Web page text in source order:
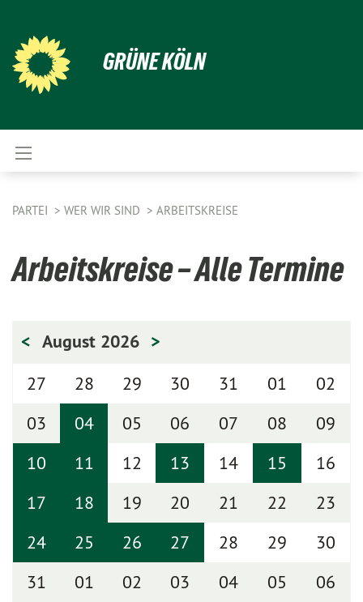
GRÜNE KÖLN
PARTEI WER WIR SIND ARBEITSKREISE
Arbeitskreise – Alle Termine
< August 2026 >
27
28 29 30 31 01
02
03
04 05 06 07 08
09
10
11 12 13 14 15
16
17
18 19 20 21 22
23
24
25 26 27 28 29
30
31
01 02 03 04 05 06